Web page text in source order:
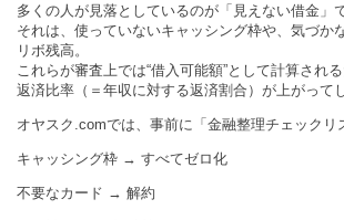
多くの人が見落としているのが「見えない借金」で
それは、使っていないキャッシング枠や、気づか
リボ残高。
これらが審査上では“借入可能額”として計算される
返済比率（＝年収に対する返済割合）が上がって
オヤスク.comでは、事前に「金融整理チェックリ
キャッシング枠 → すべてゼロ化
不要なカード → 解約